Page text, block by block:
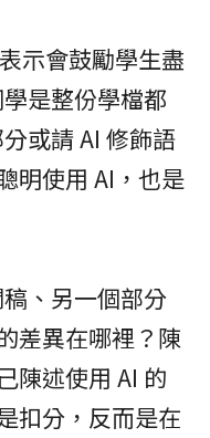
示會鼓勵學生盡
是整份學檔都
或請 AI 修飾語
明使用 AI，也是
、另一個部分
差異在哪裡？陳
陳述使用 AI 的
扣分，反而是在